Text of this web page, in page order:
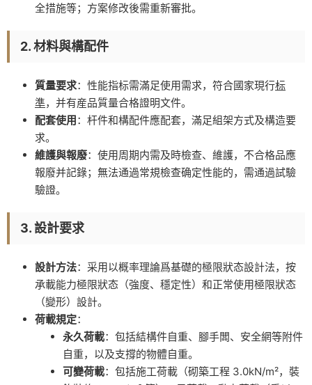
全措施等；方案修改後需重新審批。
2. 材料與構配件
質量要求：性能指标需滿足使用需求，符合國家現行标
準，并有産品質量合格證明文件。
配套使用：杆件和構配件應配套，滿足組架方式及構造要
求。
維護與報廢：使用周期内需及時檢查、維護，不合格品應
報廢并記錄；無法通過常規檢查确定性能的，需通過試驗
驗證。
3. 設計要求
設計方法：采用以概率理論爲基礎的極限狀态設計法，按
承載能力極限狀态（強度、穩定性）和正常使用極限狀态
（變形）設計。
荷載規定：
永久荷載：包括結構件自重、腳手闆、安全網等附件
自重，以及支撐的物體自重。
可變荷載：包括施工荷載（砌築工程 3.0kN/m²，裝